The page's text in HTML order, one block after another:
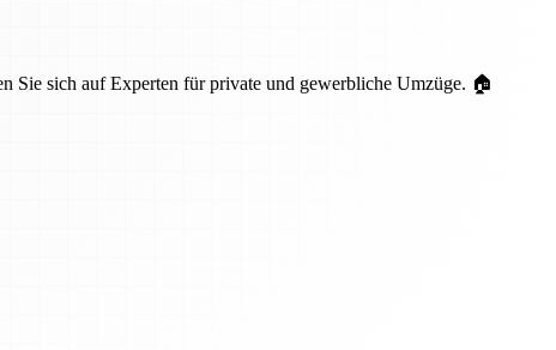
Sie sich auf Experten für private und gewerbliche Umzüge. 🏠